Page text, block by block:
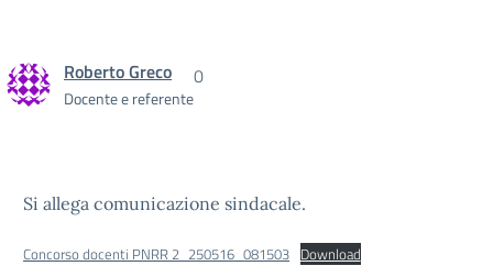
Roberto Greco
Docente e referente
0
Si allega comunicazione sindacale.
Concorso docenti PNRR 2_250516_081503 Download